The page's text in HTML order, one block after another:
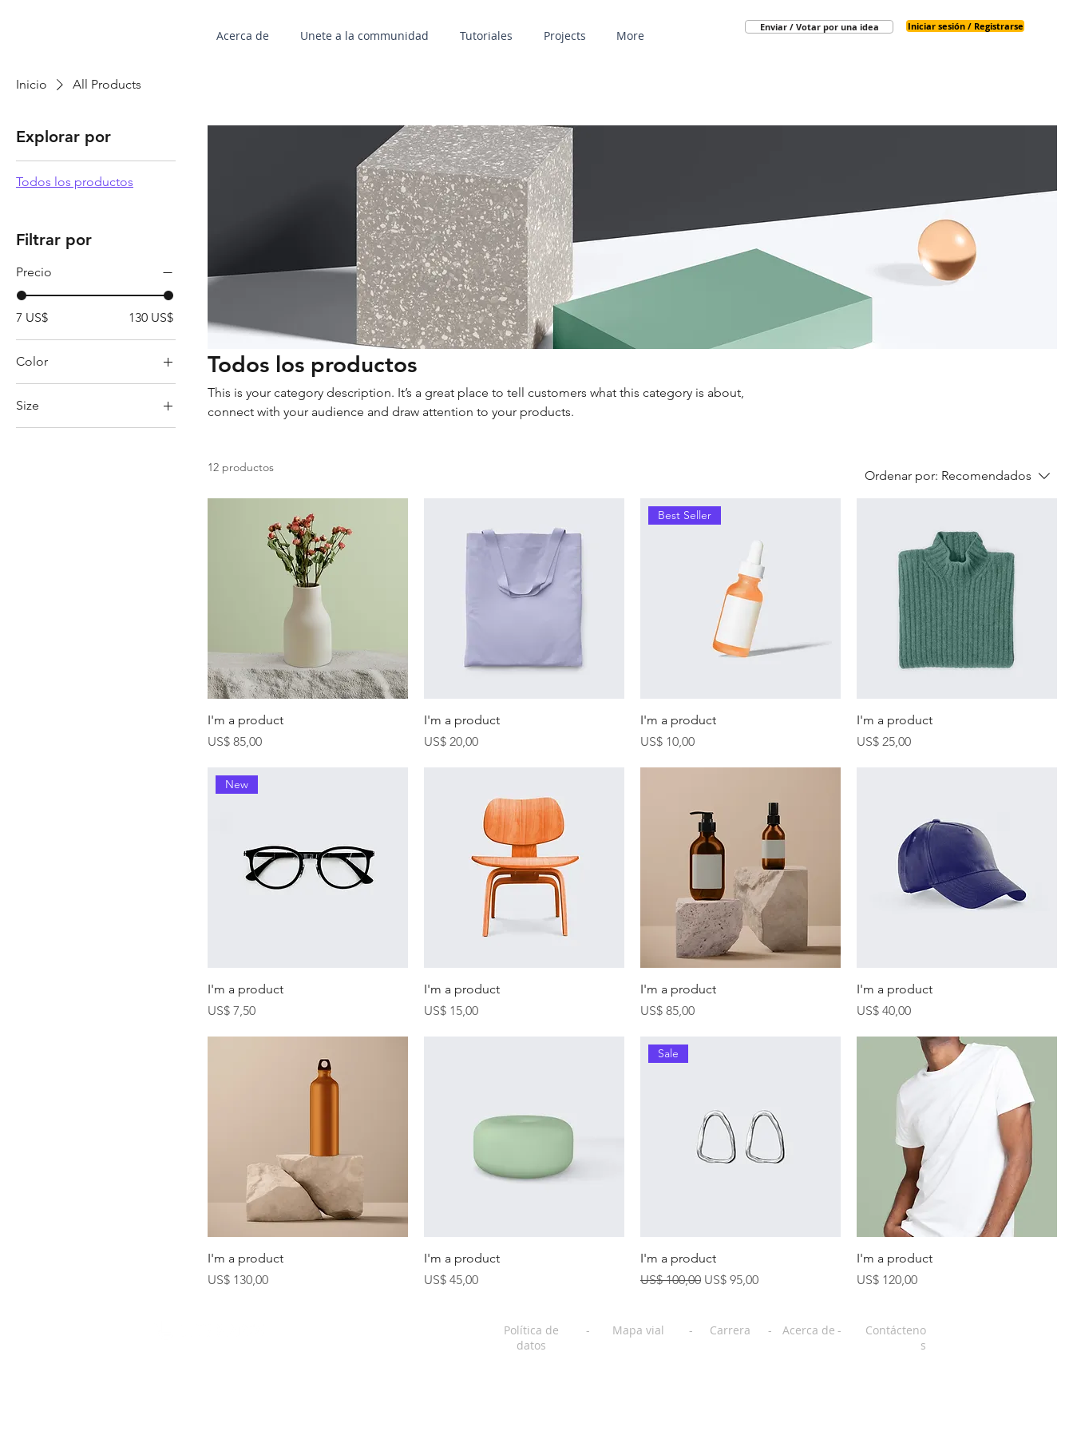
Acerca de Unete a la communidad Tutoriales Projects More
Enviar / Votar por una idea Iniciar sesión / Registrarse
Inicio All Products
Explorar por
Todos los productos
Filtrar por
Precio
7 US$ 130 US$
Color
Size
Todos los productos
This is your category description. It’s a great place to tell customers what this category is about,
connect with your audience and draw attention to your products.
12 productos
Ordenar por: Recomendados
I'm a product
Precio
US$ 85,00
I'm a product
Precio
US$ 20,00
Best Seller
I'm a product
Precio
US$ 10,00
I'm a product
Precio
US$ 25,00
New
I'm a product
Precio
US$ 7,50
I'm a product
Precio
US$ 15,00
I'm a product
Precio
US$ 85,00
I'm a product
Precio
US$ 40,00
I'm a product
Precio
US$ 130,00
I'm a product
Precio
US$ 45,00
Sale
I'm a product
Precio
US$ 100,00 Precio de oferta
US$ 95,00
I'm a product
Precio
US$ 120,00
Política de
datos
- Mapa vial - Carrera Acerca de
- -
Contácteno
s